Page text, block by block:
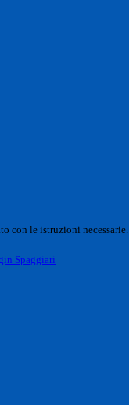
con le istruzioni necessarie.
Spaggiari